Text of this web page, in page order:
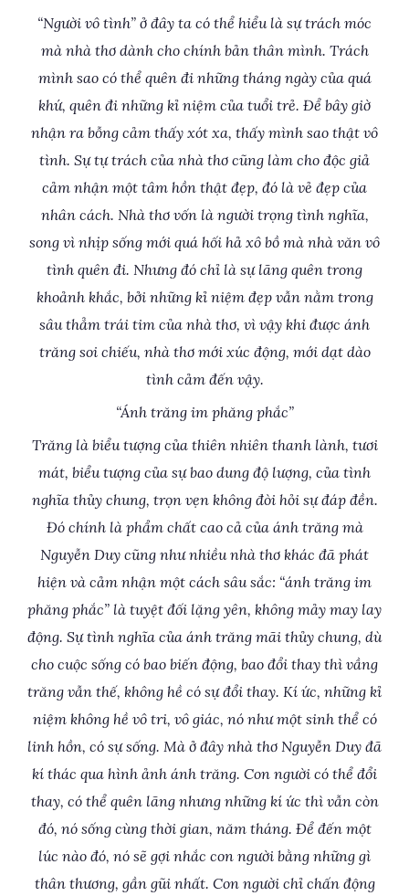
“Người vô tình” ở đây ta có thể hiểu là sự trách móc
mà nhà thơ dành cho chính bản thân mình. Trách
mình sao có thể quên đi những tháng ngày của quá
khứ, quên đi những kỉ niệm của tuổi trẻ. Để bây giờ
nhận ra bỗng cảm thấy xót xa, thấy mình sao thật vô
tình. Sự tự trách của nhà thơ cũng làm cho độc giả
cảm nhận một tâm hồn thật đẹp, đó là vẻ đẹp của
nhân cách. Nhà thơ vốn là người trọng tình nghĩa,
song vì nhịp sống mới quá hối hả xô bồ mà nhà văn vô
tình quên đi. Nhưng đó chỉ là sự lãng quên trong
khoảnh khắc, bởi những kỉ niệm đẹp vẫn nằm trong
sâu thẳm trái tim của nhà thơ, vì vậy khi được ánh
trăng soi chiếu, nhà thơ mới xúc động, mới dạt dào
tình cảm đến vậy.
“Ánh trăng im phăng phắc”
Trăng là biểu tượng của thiên nhiên thanh lành, tươi
mát, biểu tượng của sự bao dung độ lượng, của tình
nghĩa thủy chung, trọn vẹn không đòi hỏi sự đáp đền.
Đó chính là phẩm chất cao cả của ánh trăng mà
Nguyễn Duy cũng như nhiều nhà thơ khác đã phát
hiện và cảm nhận một cách sâu sắc: “ánh trăng im
phăng phắc” là tuyệt đối lặng yên, không mảy may lay
động. Sự tình nghĩa của ánh trăng mãi thủy chung, dù
cho cuộc sống có bao biến động, bao đổi thay thì vầng
trăng vẫn thế, không hề có sự đổi thay. Kí ức, những kỉ
niệm không hề vô tri, vô giác, nó như một sinh thể có
linh hồn, có sự sống. Mà ở đây nhà thơ Nguyễn Duy đã
kí thác qua hình ảnh ánh trăng. Con người có thể đổi
thay, có thể quên lãng nhưng những kí ức thì vẫn còn
đó, nó sống cùng thời gian, năm tháng. Để đến một
lúc nào đó, nó sẽ gợi nhắc con người bằng những gì
thân thương, gần gũi nhất. Con người chỉ chấn động